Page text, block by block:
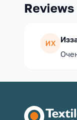
Reviews
ИХ